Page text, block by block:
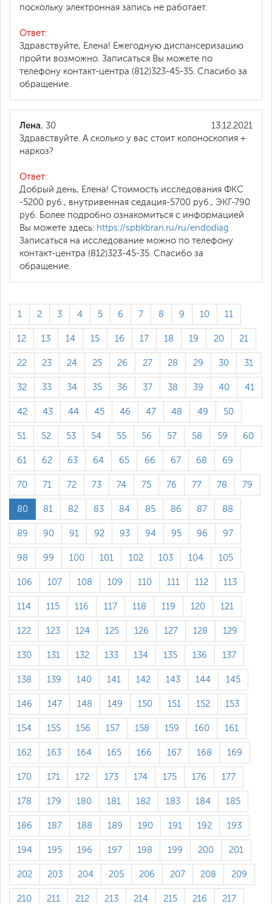
поскольку электронная запись не работает.
Ответ:
Здравствуйте, Елена! Ежегодную диспансеризацию
пройти возможно. Записаться Вы можете по
телефону контакт-центра (812)323-45-35. Спасибо за
обращение.
13.12.2021
Лена, 30
Здравствуйте. А сколько у вас стоит колоноскопия +
наркоз?
Ответ:
Добрый день, Елена! Стоимость исследования ФКС
-5200 руб., внутривенная седация-5700 руб., ЭКГ-790
руб. Более подробно ознакомиться с информацией
Вы можете здесь: https://spbkbran.ru/ru/endodiag
Записаться на исследование можно по телефону
контакт-центра (812)323-45-35. Спасибо за
обращение.
1 2 3 4 5 6 7 8 9 10 11
12 13 14 15 16 17 18 19 20 21
22 23 24 25 26 27 28 29 30 31
32 33 34 35 36 37 38 39 40 41
42 43 44 45 46 47 48 49 50
51 52 53 54 55 56 57 58 59 60
61 62 63 64 65 66 67 68 69
70 71 72 73 74 75 76 77 78 79
80 81 82 83 84 85 86 87 88
89 90 91 92 93 94 95 96 97
98 99 100 101 102 103 104 105
106 107 108 109 110 111 112 113
114 115 116 117 118 119 120 121
122 123 124 125 126 127 128 129
130 131 132 133 134 135 136 137
138 139 140 141 142 143 144 145
146 147 148 149 150 151 152 153
154 155 156 157 158 159 160 161
162 163 164 165 166 167 168 169
170 171 172 173 174 175 176 177
178 179 180 181 182 183 184 185
186 187 188 189 190 191 192 193
194 195 196 197 198 199 200 201
202 203 204 205 206 207 208 209
210 211 212 213 214 215 216 217